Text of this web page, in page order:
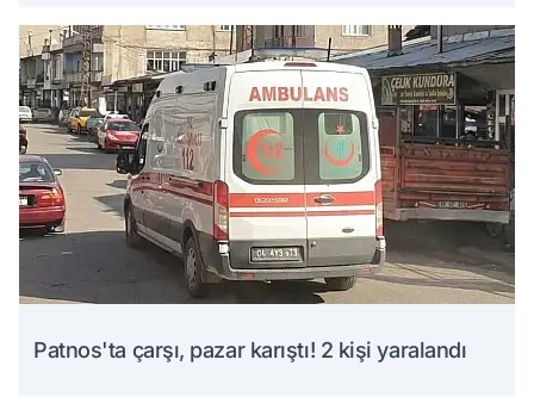
Patnos'ta çarşı, pazar karıştı! 2 kişi yaralandı